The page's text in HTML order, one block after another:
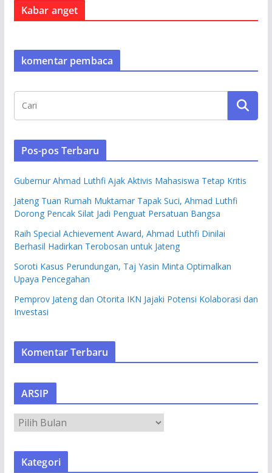
Kabar anget
komentar pembaca
Pos-pos Terbaru
Gubernur Ahmad Luthfi Ajak Aktivis Mahasiswa Tetap Kritis
Jateng Tuan Rumah Muktamar Tapak Suci, Ahmad Luthfi
Dorong Pencak Silat Jadi Penguat Persatuan Bangsa
Raih Special Achievement Award, Ahmad Luthfi Dinilai
Berhasil Hadirkan Terobosan untuk Jateng
Soroti Kasus Perundungan, Taj Yasin Minta Optimalkan
Upaya Pencegahan
Pemprov Jateng dan Otorita IKN Jajaki Potensi Kolaborasi dan
Investasi
Komentar Terbaru
ARSIP
R
S
Kategori